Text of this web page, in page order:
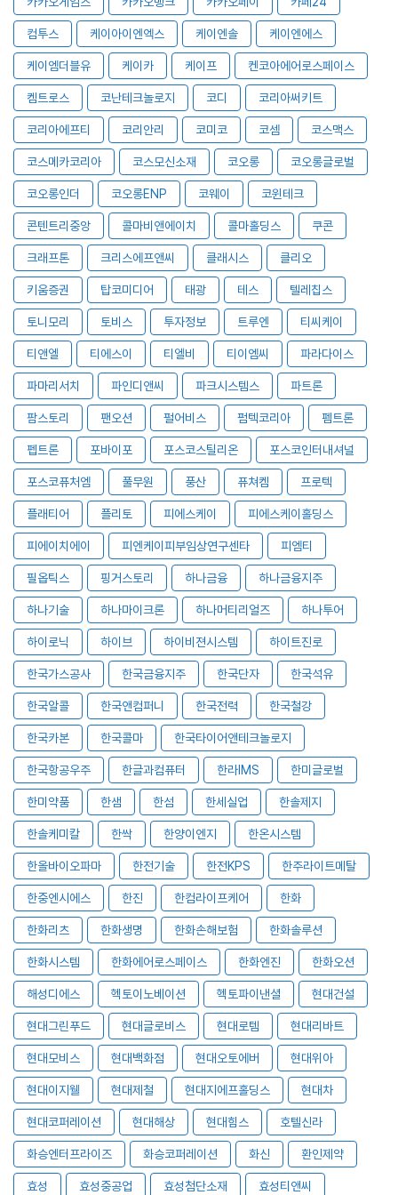
컴투스 케이아이엔엑스 케이엔솔 케이엔에스
케이엠더블유 케이카 케이프 켄코아에어로스페이스
켐트로스 코난테크놀로지 코디 코리아써키트
코리아에프티 코리안리 코미코 코셈 코스맥스
코스메카코리아 코스모신소재 코오롱 코오롱글로벌
코오롱인더 코오롱ENP 코웨이 코윈테크
콘텐트리중앙 콜마비앤에이치 콜마홀딩스 쿠콘
크래프톤 크리스에프앤씨 클래시스 클리오
키움증권 탑코미디어 태광 테스 텔레칩스
토니모리 토비스 투자정보 트루엔 티씨케이
티앤엘 티에스이 티엘비 티이엠씨 파라다이스
파마리서치 파인디앤씨 파크시스템스 파트론
팜스토리 팬오션 펄어비스 펌텍코리아 펨트론
펩트론 포바이포 포스코스틸리온 포스코인터내셔널
포스코퓨처엠 풀무원 풍산 퓨쳐켐 프로텍
플래티어 플리토 피에스케이 피에스케이홀딩스
피에이치에이 피엔케이피부임상연구센타 피엠티
필옵틱스 핑거스토리 하나금융 하나금융지주
하나기술 하나마이크론 하나머티리얼즈 하나투어
하이로닉 하이브 하이비젼시스템 하이트진로
한국가스공사 한국금융지주 한국단자 한국석유
한국알콜 한국앤컴퍼니 한국전력 한국철강
한국카본 한국콜마 한국타이어앤테크놀로지
한국항공우주 한글과컴퓨터 한라IMS 한미글로벌
한미약품 한샘 한섬 한세실업 한솔제지
한솔케미칼 한싹 한양이엔지 한온시스템
한올바이오파마 한전기술 한전KPS 한주라이트메탈
한중엔시에스 한진 한컴라이프케어 한화
한화리츠 한화생명 한화손해보험 한화솔루션
한화시스템 한화에어로스페이스 한화엔진 한화오션
해성디에스 헥토이노베이션 헥토파이낸셜 현대건설
현대그린푸드 현대글로비스 현대로템 현대리바트
현대모비스 현대백화점 현대오토에버 현대위아
현대이지웰 현대제철 현대지에프홀딩스 현대차
현대코퍼레이션 현대해상 현대힘스 호텔신라
화승엔터프라이즈 화승코퍼레이션 화신 환인제약
효성 효성중공업 효성첨단소재 효성티앤씨